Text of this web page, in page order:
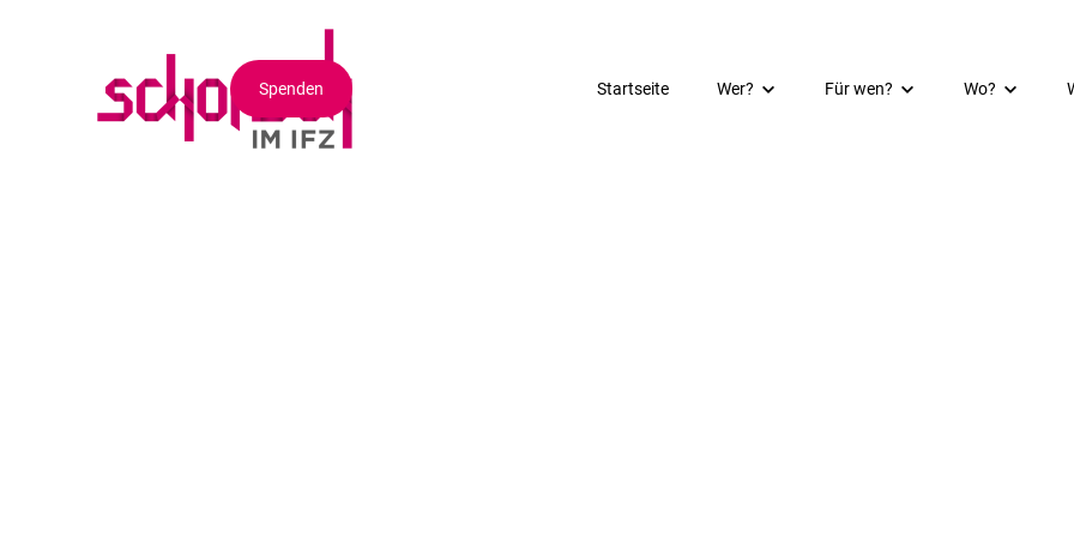
Spenden Startseite Wer? Für wen? Wo?